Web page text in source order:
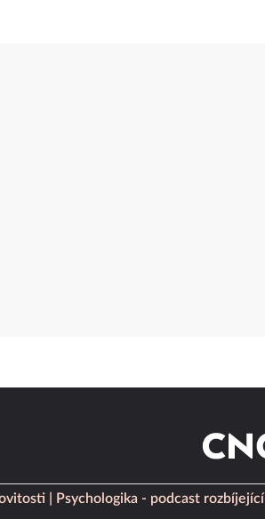
Psychologika - podcast rozbíjející